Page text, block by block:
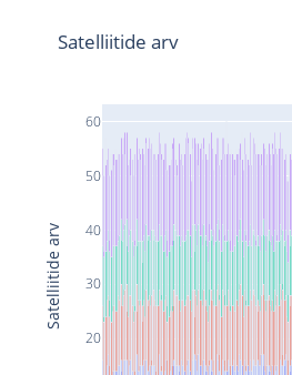
20
30
40
50
60
Satelliitide arv
Satelliitide arv